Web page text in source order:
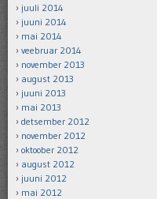
juuli 2014
juuni 2014
mai 2014
veebruar 2014
november 2013
august 2013
juuni 2013
mai 2013
detsember 2012
november 2012
oktoober 2012
august 2012
juuni 2012
mai 2012